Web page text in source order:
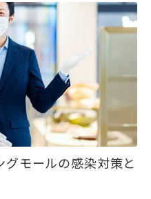
モールの感染対策と